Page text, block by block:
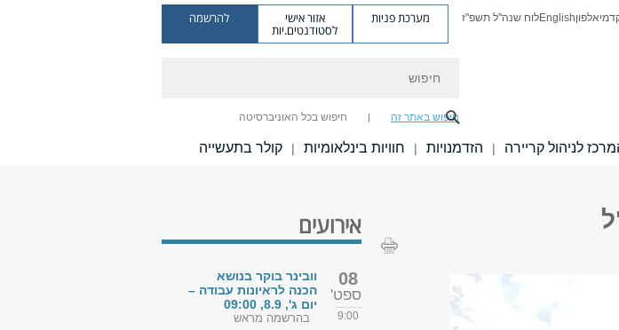
אלפוןEnglishלוח שנה"ל תשפ"ז מערכת פניות אזור אישי
לסטודנטים.יות
להרשמה
חיפוש באתר זה חיפוש בכל האוניברסיטה
לניהול קריירה | הזדמנויות | חוויות בינלאומיות | קולר בתעשייה
אירועים
08
ספט'
9:00
וובינר בוקר בנושא
הכנה לראיונות עבודה –
יום ג', 8.9, 09:00
בהרשמה מראש